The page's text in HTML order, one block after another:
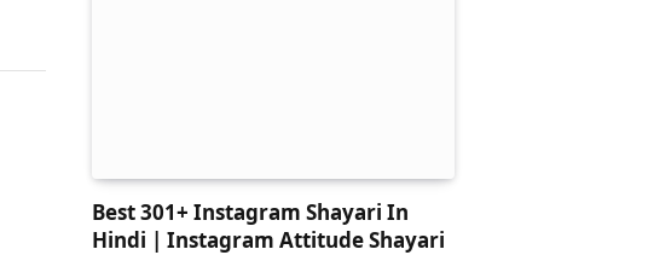
Best 301+ Instagram Shayari In
Hindi | Instagram Attitude Shayari